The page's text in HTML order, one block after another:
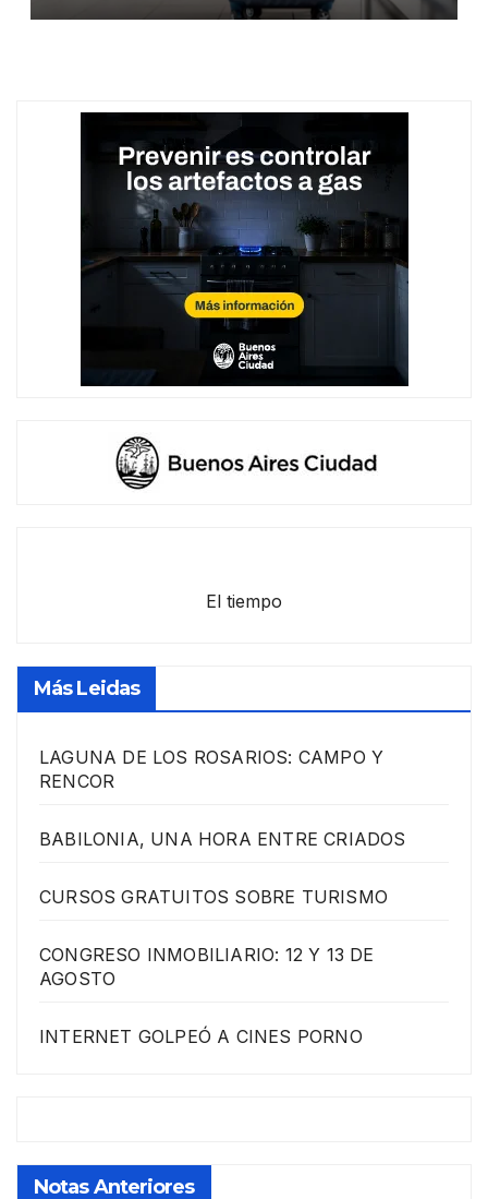
El tiempo
Más Leidas
LAGUNA DE LOS ROSARIOS: CAMPO Y
RENCOR
BABILONIA, UNA HORA ENTRE CRIADOS
CURSOS GRATUITOS SOBRE TURISMO
CONGRESO INMOBILIARIO: 12 Y 13 DE
AGOSTO
INTERNET GOLPEÓ A CINES PORNO
Notas Anteriores